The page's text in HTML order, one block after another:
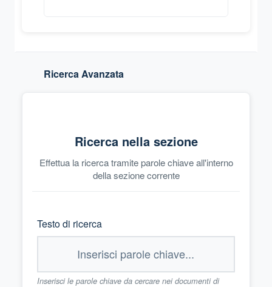
Ricerca Avanzata
Ricerca nella sezione
Effettua la ricerca tramite parole chiave all'interno
della sezione corrente
Testo di ricerca
Inserisci le parole chiave da cercare nei documenti di